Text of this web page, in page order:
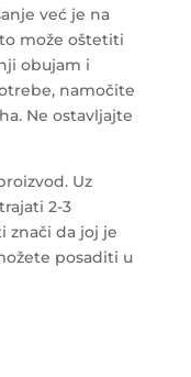
već je na
može oštetiti
obujam i
namočite
Ne ostavljajte
Uz
2-3
znači da joj je
posaditi u